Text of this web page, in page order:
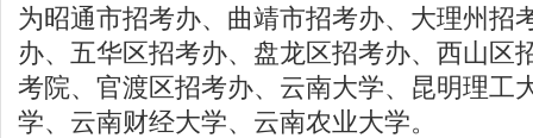
为昭通市招考办、曲靖市招考办、大理州招
办、五华区招考办、盘龙区招考办、西山区
考院、官渡区招考办、云南大学、昆明理工
学、云南财经大学、云南农业大学。